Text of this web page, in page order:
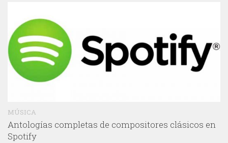
MÚSICA
Antologías completas de compositores clásicos en
Spotify